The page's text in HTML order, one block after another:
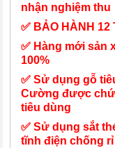
nhận nghiệm thu
✅ BẢO HÀNH 12
✅ Hàng mới sản
100%
✅ Sử dụng gỗ
Cường được
tiêu dùng
✅ Sử dụng sắt
tĩnh điện chống